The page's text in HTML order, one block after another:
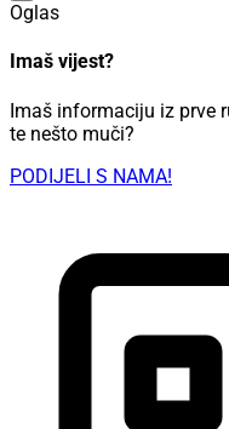
Oglas
Imaš vijest?
Imaš informaciju iz prve
te nešto muči?
PODIJELI S NAMA!